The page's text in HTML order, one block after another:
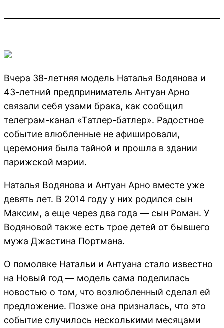
Вчера 38-летняя модель Наталья Водянова и
43-летний предприниматель Антуан Арно
связали себя узами брака, как сообщил
телеграм-канал «Татлер-батлер». Радостное
событие влюбленные не афишировали,
церемония была тайной и прошла в здании
парижской мэрии.
Наталья Водянова и Антуан Арно вместе уже
девять лет. В 2014 году у них родился сын
Максим, а еще через два года — сын Роман. У
Водяновой также есть трое детей от бывшего
мужа Джастина Портмана.
О помолвке Натальи и Антуана стало известно
на Новый год — модель сама поделилась
новостью о том, что возлюбленный сделал ей
предложение. Позже она призналась, что это
событие случилось несколькими месяцами